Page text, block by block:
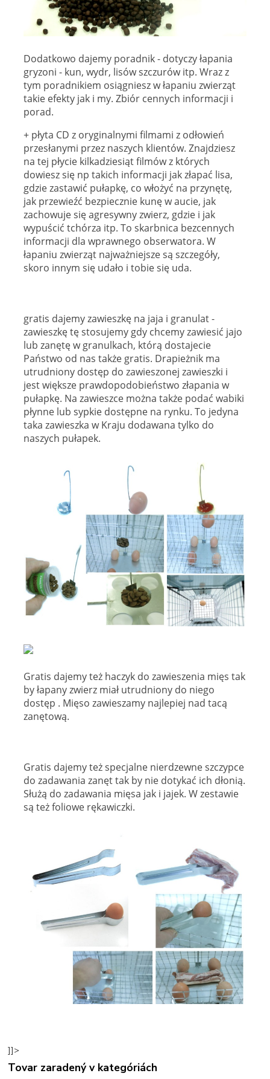
Dodatkowo dajemy poradnik - dotyczy łapania
gryzoni - kun, wydr, lisów szczurów itp. Wraz z
tym poradnikiem osiągniesz w łapaniu zwierząt
takie efekty jak i my. Zbiór cennych informacji i
porad.
+ płyta CD z oryginalnymi filmami z odłowień
przesłanymi przez naszych klientów. Znajdziesz
na tej płycie kilkadziesiąt filmów z których
dowiesz się np takich informacji jak złapać lisa,
gdzie zastawić pułapkę, co włożyć na przynętę,
jak przewieźć bezpiecznie kunę w aucie, jak
zachowuje się agresywny zwierz, gdzie i jak
wypuścić tchórza itp. To skarbnica bezcennych
informacji dla wprawnego obserwatora. W
łapaniu zwierząt najważniejsze są szczegóły,
skoro innym się udało i tobie się uda.
gratis dajemy zawieszkę na jaja i granulat -
zawieszkę tę stosujemy gdy chcemy zawiesić jajo
lub zanętę w granulkach, którą dostajecie
Państwo od nas także gratis. Drapieżnik ma
utrudniony dostęp do zawieszonej zawieszki i
jest większe prawdopodobieństwo złapania w
pułapkę. Na zawieszce można także podać wabiki
płynne lub sypkie dostępne na rynku. To jedyna
taka zawieszka w Kraju dodawana tylko do
naszych pułapek.
Gratis dajemy też haczyk do zawieszenia mięs tak
by łapany zwierz miał utrudniony do niego
dostęp . Mięso zawieszamy najlepiej nad tacą
zanętową.
Gratis dajemy też specjalne nierdzewne szczypce
do zadawania zanęt tak by nie dotykać ich dłonią.
Służą do zadawania mięsa jak i jajek. W zestawie
są też foliowe rękawiczki.
]]>
Tovar zaradený v kategóriách